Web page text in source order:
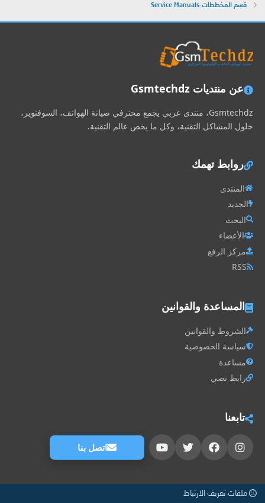
قسم المخططات-Service Manuals
عن منتديات Gsmtechdz
Gsmtechdz، منتدى عربي يجمع محترفي صيانة الهواتف، السوفتوير،
حلول المشاكل التقنية، وكل ما يخص عالم التقنية.
روابط تهمك
المنتدى
الجديد
البحث
الأعضاء
مركز الرفع
RSS
المساعدة والقوانين
الشروط والقوانين
سياسة الخصوصية
مساعدة
رابط نصي
تابعنا
اتصل بنا
ملفات تعريف الارتباط